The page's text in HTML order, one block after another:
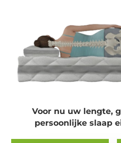
Voor nu uw lengte,
persoonlijke slaap